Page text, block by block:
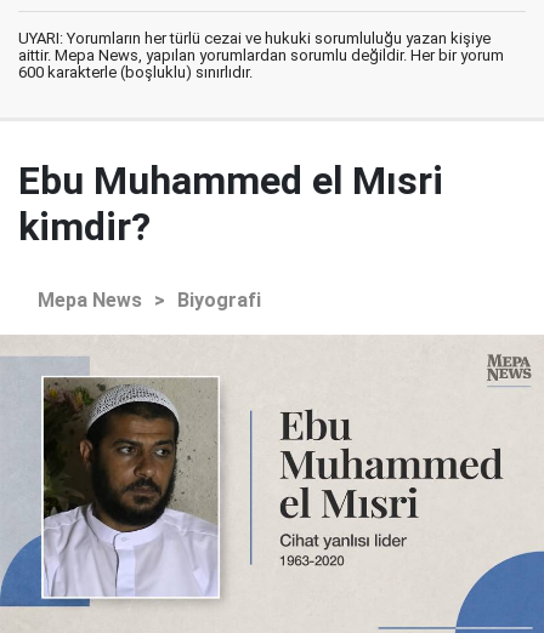
UYARI: Yorumların her türlü cezai ve hukuki sorumluluğu yazan kişiye
aittir. Mepa News, yapılan yorumlardan sorumlu değildir. Her bir yorum
600 karakterle (boşluklu) sınırlıdır.
Ebu Muhammed el Mısri
kimdir?
Mepa News > Biyografi